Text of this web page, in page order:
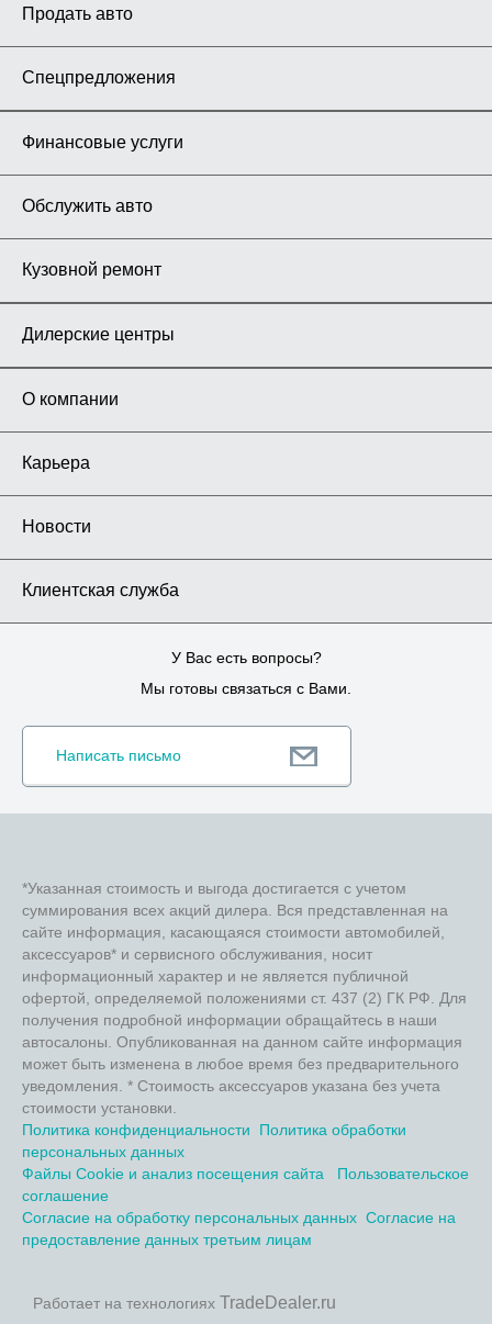
Продать авто
Спецпредложения
Финансовые услуги
Обслужить авто
Кузовной ремонт
Дилерские центры
О компании
Карьера
Новости
Клиентская служба
У Вас есть вопросы?
Мы готовы связаться с Вами.
Написать письмо
*Указанная стоимость и выгода достигается с учетом
суммирования всех акций дилера. Вся представленная на
сайте информация, касающаяся стоимости автомобилей,
аксессуаров* и сервисного обслуживания, носит
информационный характер и не является публичной
офертой, определяемой положениями ст. 437 (2) ГК РФ. Для
получения подробной информации обращайтесь в наши
автосалоны. Опубликованная на данном сайте информация
может быть изменена в любое время без предварительного
уведомления. * Стоимость аксессуаров указана без учета
стоимости установки.
Политика конфиденциальности
Политика обработки
персональных данных
Файлы Cookie и анализ посещения сайта
Пользовательское
соглашение
Согласие на обработку персональных данных Согласие на
предоставление данных третьим лицам
Работает на технологиях TradeDealer.ru